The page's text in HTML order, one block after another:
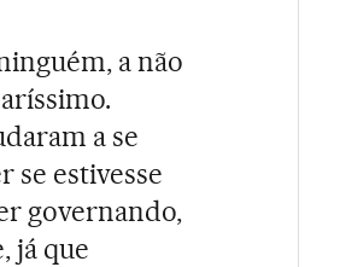
a não
a se
se estivesse
governando,
já que